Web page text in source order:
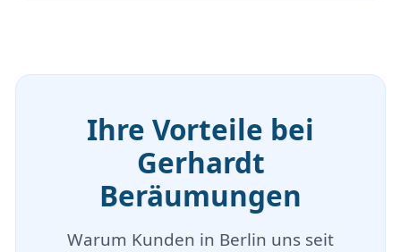
Ihre Vorteile bei
Gerhardt
Beräumungen
Warum Kunden in Berlin uns seit